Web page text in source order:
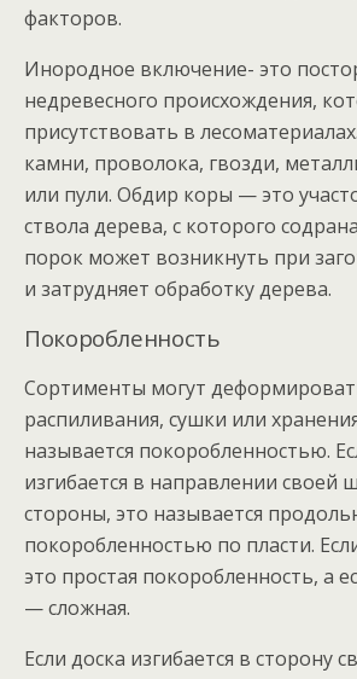
факторов.
Инородное включение- это
недревесного происхождения,
присутствовать в
камни, проволока, гвозди,
или пули. Обдир коры — это
ствола дерева, с которого
порок может возникнуть при
и затрудняет обработку дерева.
Покоробленность
Сортименты могут
распиливания, сушки или
называется покоробленностью.
изгибается в направлении своей
стороны, это называется
покоробленностью по пласти.
это простая покоробленность, а
— сложная.
Если доска изгибается в сторону